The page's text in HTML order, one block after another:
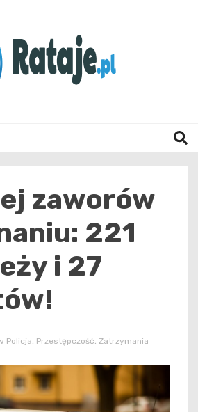
zaworów
221
i 27
Policja, Przestępczość, Zatrzymania